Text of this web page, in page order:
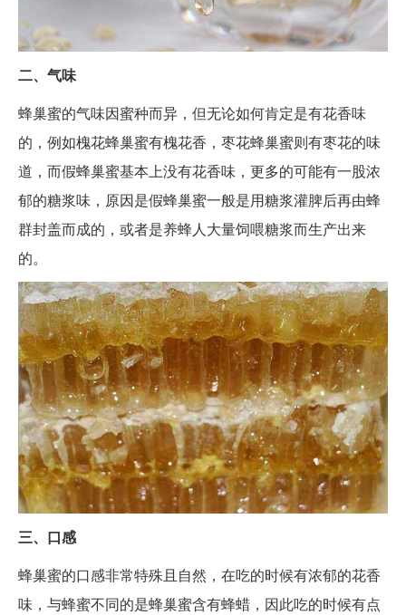
二、气味
蜂巢蜜的气味因蜜种而异，但无论如何肯定是有花香味
的，例如槐花蜂巢蜜有槐花香，枣花蜂巢蜜则有枣花的味
道，而假蜂巢蜜基本上没有花香味，更多的可能有一股浓
郁的糖浆味，原因是假蜂巢蜜一般是用糖浆灌脾后再由蜂
群封盖而成的，或者是养蜂人大量饲喂糖浆而生产出来
的。
三、口感
蜂巢蜜的口感非常特殊且自然，在吃的时候有浓郁的花香
味，与蜂蜜不同的是蜂巢蜜含有蜂蜡，因此吃的时候有点